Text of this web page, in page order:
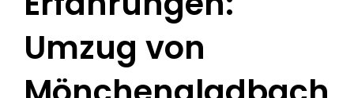
Umzug von